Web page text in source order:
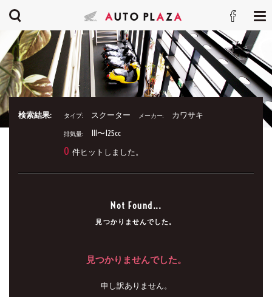
検索結果: タイプ: スクーター メーカー: カワサキ
排気量: 111〜125cc
0 件ヒットしました。
Not Found...
見つかりませんでした。
見つかりませんでした。
申し訳ありません。